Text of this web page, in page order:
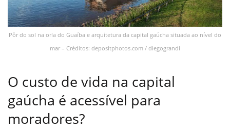
Pôr do sol na orla do Guaíba e arquitetura da capital gaúcha situada ao nível do
mar – Créditos: depositphotos.com / diegograndi
O custo de vida na capital
gaúcha é acessível para
moradores?